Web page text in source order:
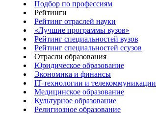
Подбор по профессиям
Рейтинги
Рейтинг отраслей науки
«Лучшие программы вузов»
Рейтинг специальностей вузов
Рейтинг специальностей ссузов
Отрасли образования
Юридическое образование
Экономика и финансы
IT-технологии и телекоммуникации
Медицинское образование
Культурное образование
Религиозное образование